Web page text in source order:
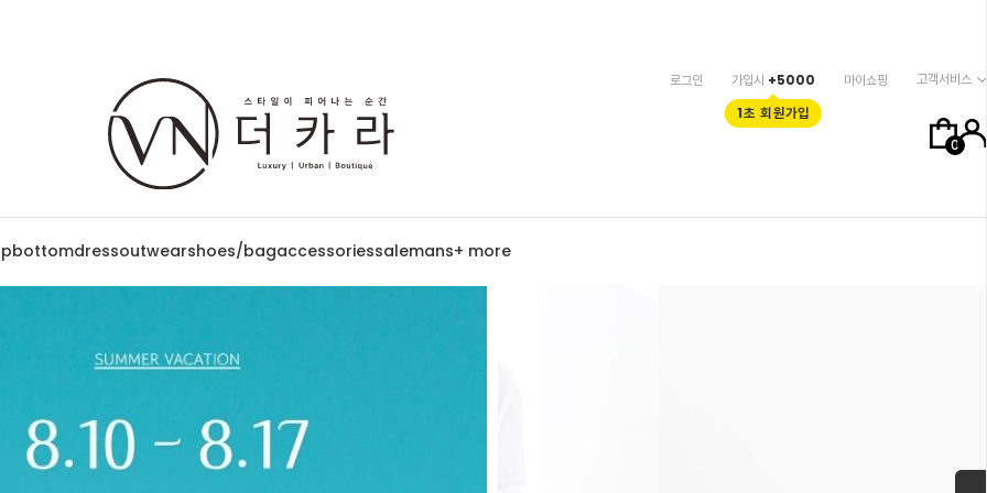
0
로그인 가입시 +5000
1초 회원가입
마이쇼핑 고객서비스
bottomdressoutwearshoes/bagaccessoriessalemans+ more